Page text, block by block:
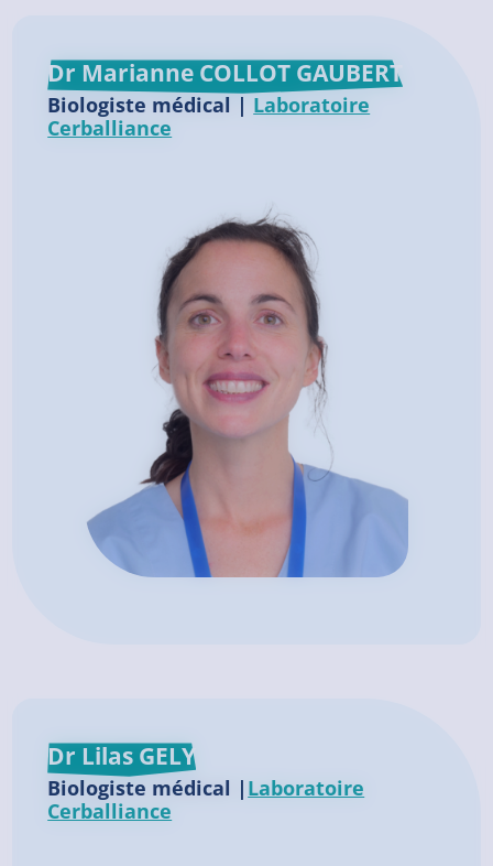
Dr Marianne COLLOT GAUBERT
Biologiste médical | Laboratoire
Cerballiance
Dr Lilas GELY
Biologiste médical | Laboratoire
Cerballiance